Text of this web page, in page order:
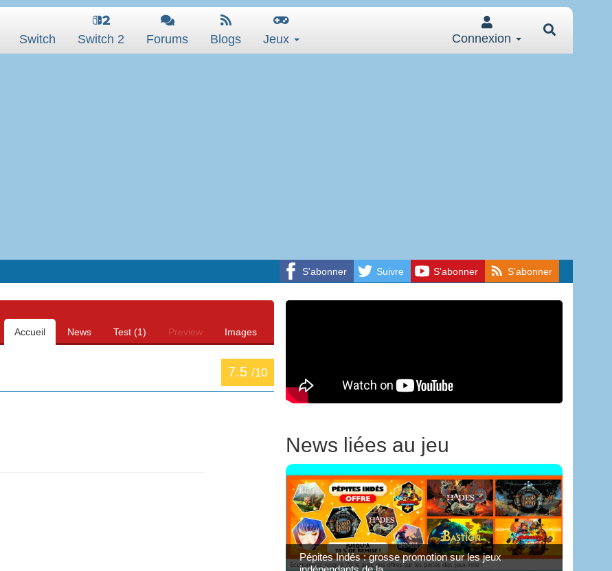
Switch Switch 2 Forums Blogs Jeux Connexion
S'abonner Suivre S'abonner S'abonner
Accueil News Test (1) Preview Images
7.5 /10
News liées au jeu
Pépites Indés : grosse promotion sur les jeux